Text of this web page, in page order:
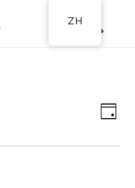
视
图
视
日
ZH